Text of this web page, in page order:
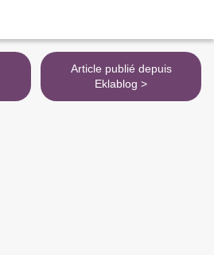
Article publié depuis
Eklablog >